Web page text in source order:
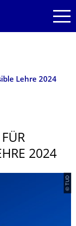
Lehre 2024
2024
© TUD